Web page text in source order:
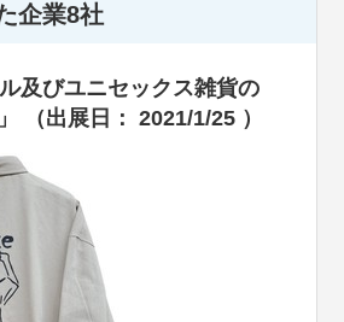
企業8社
及びユニセックス雑貨の
（出展日： 2021/1/25 ）